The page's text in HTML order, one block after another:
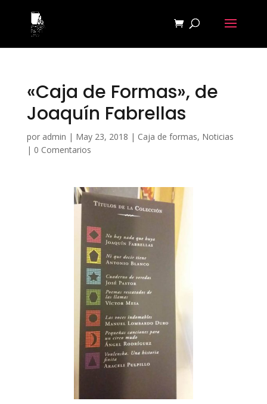
«Caja de Formas», de
Joaquín Fabrellas
por admin | May 23, 2018 | Caja de formas, Noticias
| 0 Comentarios